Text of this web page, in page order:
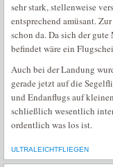
sehr stark, stellenweise
entsprechend amüsant.
schon da. Da sich der
befindet wäre ein
Auch bei der Landung
gerade jetzt auf die
und Endanflugs auf
schließlich wesentlich
ordentlich was los ist.
ULTRALEICHTFLIEGEN